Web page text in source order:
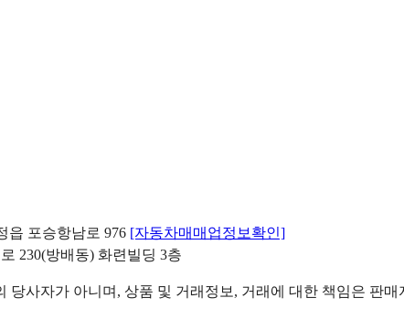
읍 포승항남로 976 [자동차매매업정보확인]
230(방배동) 화련빌딩 3층
사자가 아니며, 상품 및 거래정보, 거래에 대한 책임은 판매